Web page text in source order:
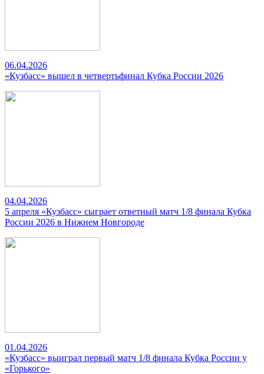
06.04.2026
«Кузбасс» вышел в четвертьфинал Кубка России 2026
04.04.2026
5 апреля «Кузбасс» сыграет ответный матч 1/8 финала Кубка
России 2026 в Нижнем Новгороде
01.04.2026
«Кузбасс» выиграл первый матч 1/8 финала Кубка России у
«Горького»